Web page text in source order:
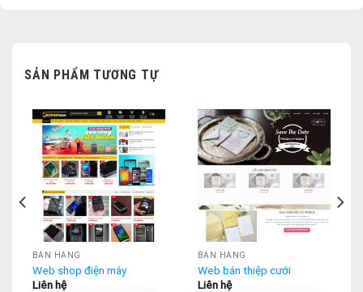
SẢN PHẨM TƯƠNG TỰ
BÁN HÀNG
Web shop điện máy
Liên hệ
BÁN HÀNG
Web bán thiệp cưới
Liên hệ